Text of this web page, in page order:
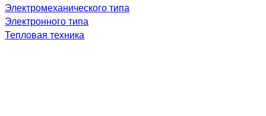
Электромеханического типа
Электронного типа
Тепловая техника